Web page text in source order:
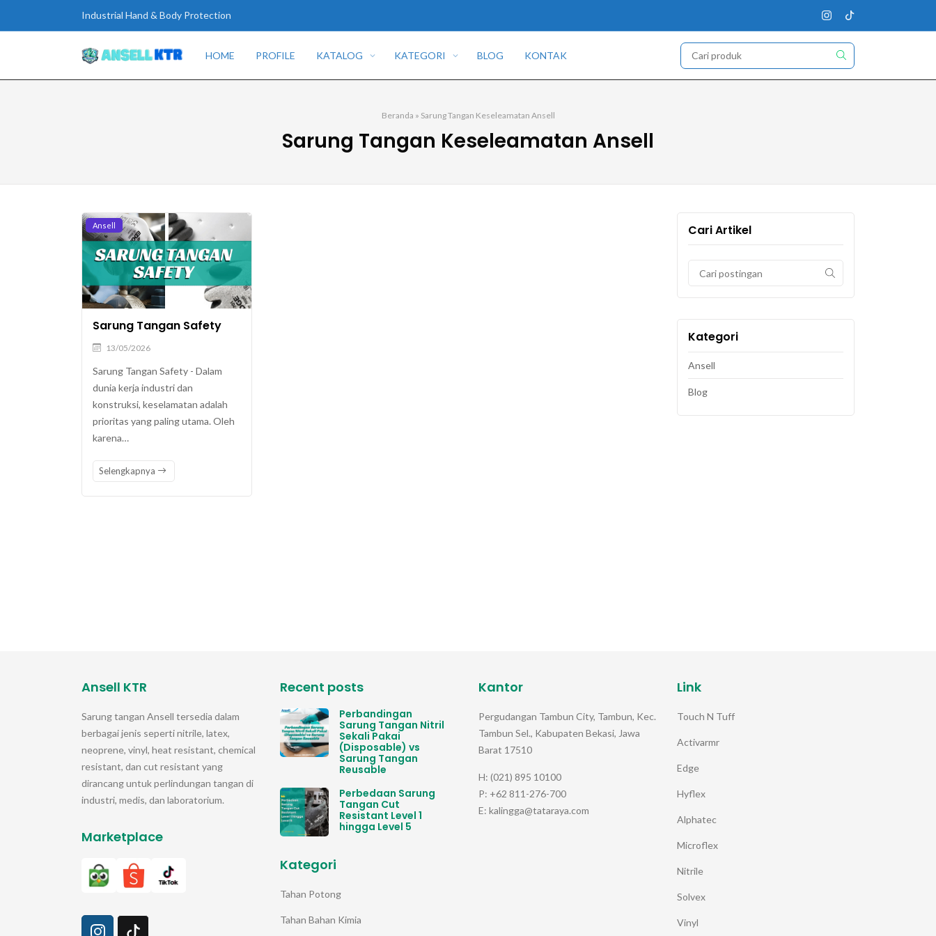
Industrial Hand & Body Protection
HOME PROFILE KATALOG KATEGORI BLOG KONTAK
Beranda » Sarung Tangan Keseleamatan Ansell
Sarung Tangan Keseleamatan Ansell
Ansell
Sarung Tangan Safety
13/05/2026
Sarung Tangan Safety - Dalam
dunia kerja industri dan
konstruksi, keselamatan adalah
prioritas yang paling utama. Oleh
karena…
Selengkapnya
Cari Artikel
Kategori
Ansell
Blog
Ansell KTR
Sarung tangan Ansell tersedia dalam
berbagai jenis seperti nitrile, latex,
neoprene, vinyl, heat resistant, chemical
resistant, dan cut resistant yang
dirancang untuk perlindungan tangan di
industri, medis, dan laboratorium.
Marketplace
Recent posts
Perbandingan
Sarung Tangan Nitril
Sekali Pakai
(Disposable) vs
Sarung Tangan
Reusable
Perbedaan Sarung
Tangan Cut
Resistant Level 1
hingga Level 5
Kategori
Tahan Potong
Tahan Bahan Kimia
Kantor
Pergudangan Tambun City, Tambun, Kec.
Tambun Sel., Kabupaten Bekasi, Jawa
Barat 17510
H: (021) 895 10100
P: +62 811-276-700
E: kalingga@tataraya.com
Link
Touch N Tuff
Activarmr
Edge
Hyflex
Alphatec
Microflex
Nitrile
Solvex
Vinyl